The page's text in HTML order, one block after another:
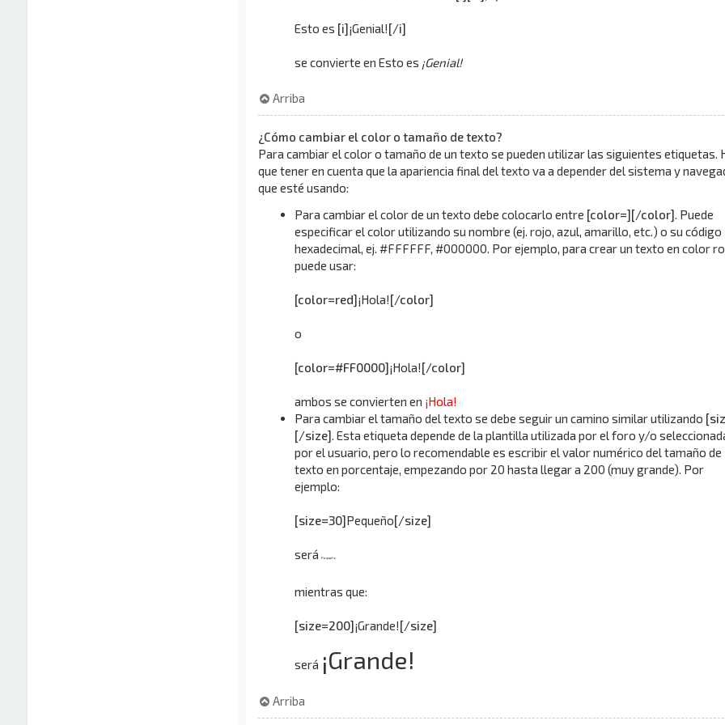
Esto es [i]¡Genial![/i]
se convierte en Esto es ¡Genial!
Arriba
¿Cómo cambiar el color o tamaño de texto?
Para cambiar el color o tamaño de un texto se pueden utilizar las siguientes etiquetas.
que tener en cuenta que la apariencia final del texto va a depender del sistema y
que esté usando:
Para cambiar el color de un texto debe colocarlo entre [color=][/color]. Puede
especificar el color utilizando su nombre (ej. rojo, azul, amarillo, etc.) o su código
hexadecimal, ej. #FFFFFF, #000000. Por ejemplo, para crear un texto en color
puede usar:
[color=red]¡Hola![/color]
o
[color=#FF0000]¡Hola![/color]
ambos se convierten en ¡Hola!
Para cambiar el tamaño del texto se debe seguir un camino similar utilizando
[/size]. Esta etiqueta depende de la plantilla utilizada por el foro y/o
por el usuario, pero lo recomendable es escribir el valor numérico del tamaño de
texto en porcentaje, empezando por 20 hasta llegar a 200 (muy grande). Por
ejemplo:
[size=30]Pequeño[/size]
será Pequeño
mientras que:
[size=200]¡Grande![/size]
será ¡Grande!
Arriba